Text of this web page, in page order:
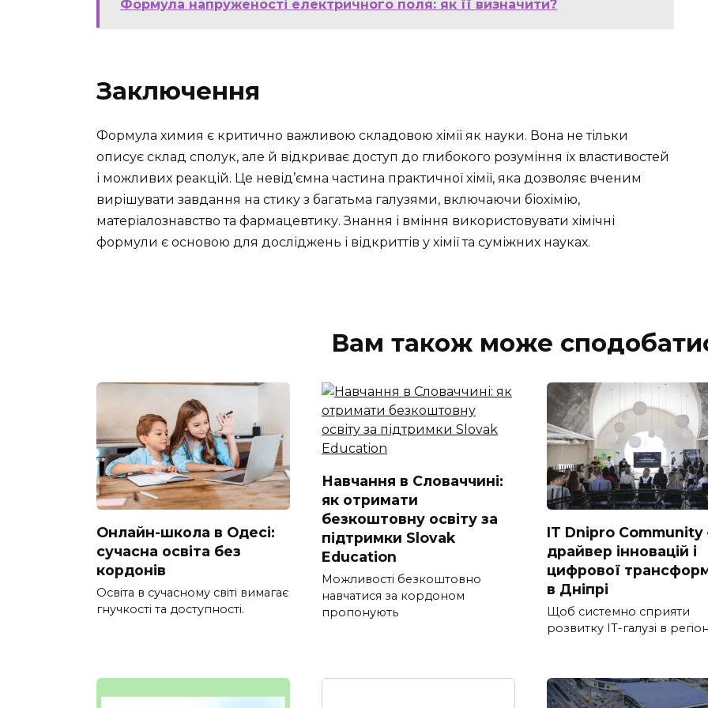
Формула напруженості електричного поля: як її визначити?
Заключення
Формула химия є критично важливою складовою хімії як науки. Вона не тільки
описує склад сполук, але й відкриває доступ до глибокого розуміння їх властивостей
і можливих реакцій. Це невід’ємна частина практичної хімії, яка дозволяє вченим
вирішувати завдання на стику з багатьма галузями, включаючи біохімію,
матеріалознавство та фармацевтику. Знання і вміння використовувати хімічні
формули є основою для досліджень і відкриттів у хімії та суміжних науках.
Вам також може
Онлайн-школа в Одесі:
сучасна освіта без
кордонів
Освіта в сучасному світі вимагає
гнучкості та доступності.
Навчання в Словаччині:
як отримати
безкоштовну освіту за
підтримки Slovak
Education
Можливості безкоштовно
навчатися за кордоном
пропонують
IT Dnipro
драйвер інновацій і
цифрової
в Дніпрі
Щоб системно сприяти
розвитку ІТ-галузі в